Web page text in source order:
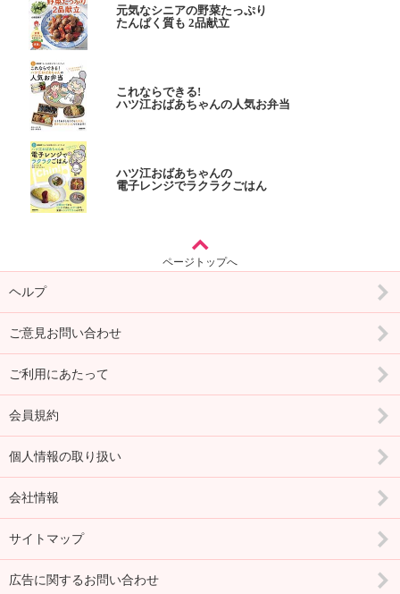
元気なシニアの野菜たっぷり
たんぱく質も 2品献立
これならできる!
ハツ江おばあちゃんの人気お弁当
ハツ江おばあちゃんの
電子レンジでラクラクごはん
ページトップへ
ヘルプ
ご意見お問い合わせ
ご利用にあたって
会員規約
個人情報の取り扱い
会社情報
サイトマップ
広告に関するお問い合わせ